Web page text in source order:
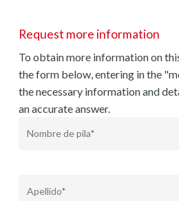
Request more information
To obtain more information on
the form below, entering in the
the necessary information and
an accurate answer.